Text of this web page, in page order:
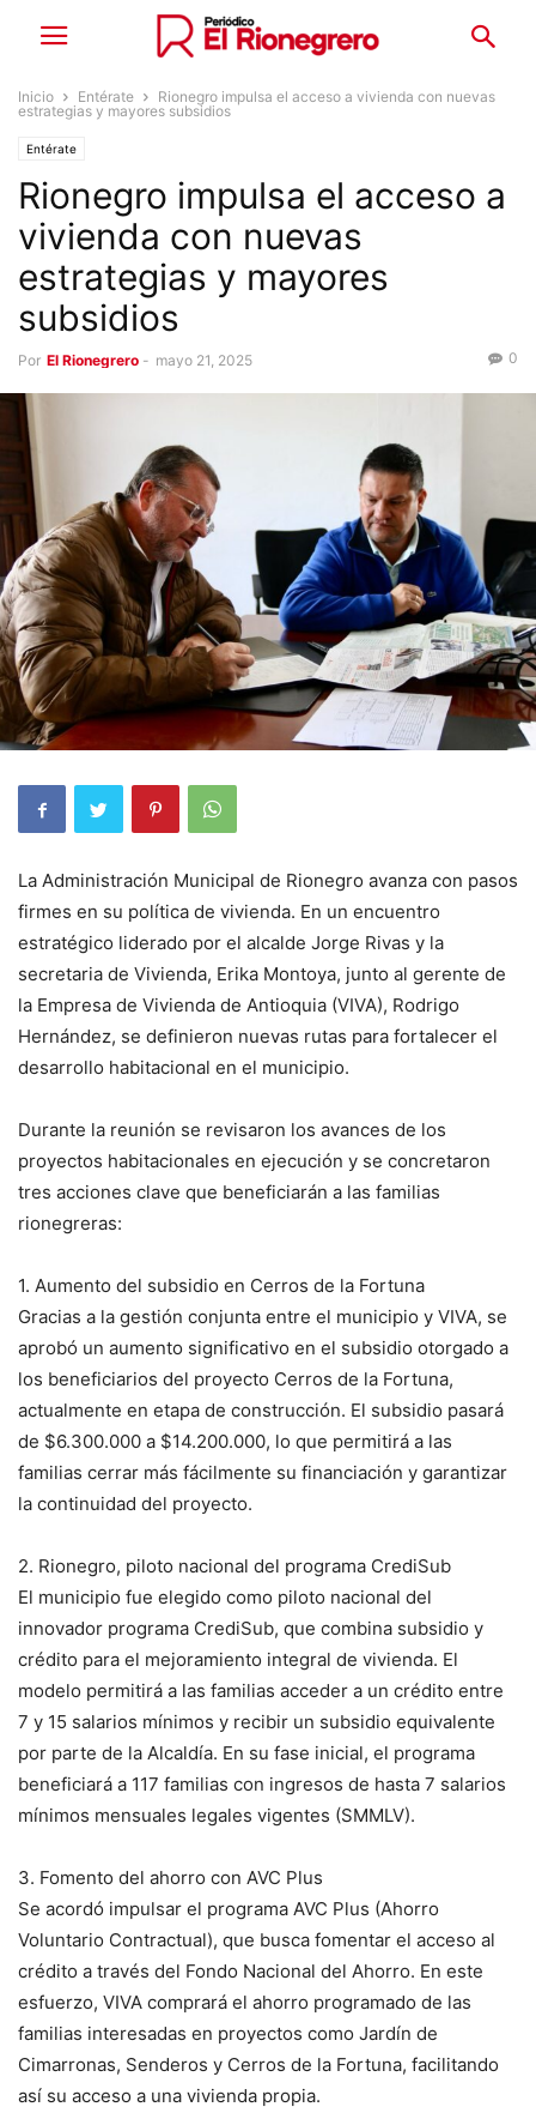
Inicio Entérate
Rionegro impulsa el acceso a vivienda con nuevas
estrategias y mayores subsidios
Entérate
Rionegro impulsa el acceso a
vivienda con nuevas
estrategias y mayores
subsidios
Por El Rionegrero - mayo 21, 2025 0
La Administración Municipal de Rionegro avanza con pasos
firmes en su política de vivienda. En un encuentro
estratégico liderado por el alcalde Jorge Rivas y la
secretaria de Vivienda, Erika Montoya, junto al gerente de
la Empresa de Vivienda de Antioquia (VIVA), Rodrigo
Hernández, se definieron nuevas rutas para fortalecer el
desarrollo habitacional en el municipio.
Durante la reunión se revisaron los avances de los
proyectos habitacionales en ejecución y se concretaron
tres acciones clave que beneficiarán a las familias
rionegreras:
1. Aumento del subsidio en Cerros de la Fortuna
Gracias a la gestión conjunta entre el municipio y VIVA, se
aprobó un aumento significativo en el subsidio otorgado a
los beneficiarios del proyecto Cerros de la Fortuna,
actualmente en etapa de construcción. El subsidio pasará
de $6.300.000 a $14.200.000, lo que permitirá a las
familias cerrar más fácilmente su financiación y garantizar
la continuidad del proyecto.
2. Rionegro, piloto nacional del programa CrediSub
El municipio fue elegido como piloto nacional del
innovador programa CrediSub, que combina subsidio y
crédito para el mejoramiento integral de vivienda. El
modelo permitirá a las familias acceder a un crédito entre
7 y 15 salarios mínimos y recibir un subsidio equivalente
por parte de la Alcaldía. En su fase inicial, el programa
beneficiará a 117 familias con ingresos de hasta 7 salarios
mínimos mensuales legales vigentes (SMMLV).
3. Fomento del ahorro con AVC Plus
Se acordó impulsar el programa AVC Plus (Ahorro
Voluntario Contractual), que busca fomentar el acceso al
crédito a través del Fondo Nacional del Ahorro. En este
esfuerzo, VIVA comprará el ahorro programado de las
familias interesadas en proyectos como Jardín de
Cimarronas, Senderos y Cerros de la Fortuna, facilitando
así su acceso a una vivienda propia.